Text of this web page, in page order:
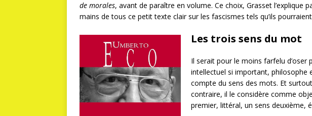
de morales, avant de paraître en volume. Ce choix, Grasset l’explique
mains de tous ce petit texte clair sur les fascismes tels qu’ils
Les trois sens du mot
Il serait pour le moins farfelu d’oser
intellectuel si important, philosophe
compte du sens des mots. Et
contraire, il le considère comme
premier, littéral, un sens deuxième,